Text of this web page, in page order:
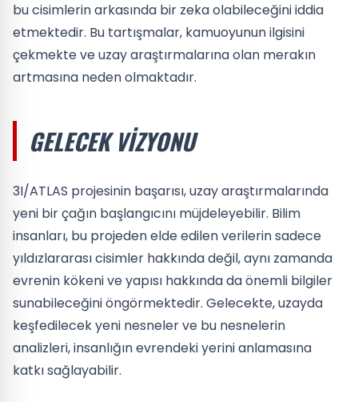
bu cisimlerin arkasında bir zeka olabileceğini iddia
etmektedir. Bu tartışmalar, kamuoyunun ilgisini
çekmekte ve uzay araştırmalarına olan merakın
artmasına neden olmaktadır.
GELECEK VIZYONU
3I/ATLAS projesinin başarısı, uzay araştırmalarında
yeni bir çağın başlangıcını müjdeleyebilir. Bilim
insanları, bu projeden elde edilen verilerin sadece
yıldızlararası cisimler hakkında değil, aynı zamanda
evrenin kökeni ve yapısı hakkında da önemli bilgiler
sunabileceğini öngörmektedir. Gelecekte, uzayda
keşfedilecek yeni nesneler ve bu nesnelerin
analizleri, insanlığın evrendeki yerini anlamasına
katkı sağlayabilir.